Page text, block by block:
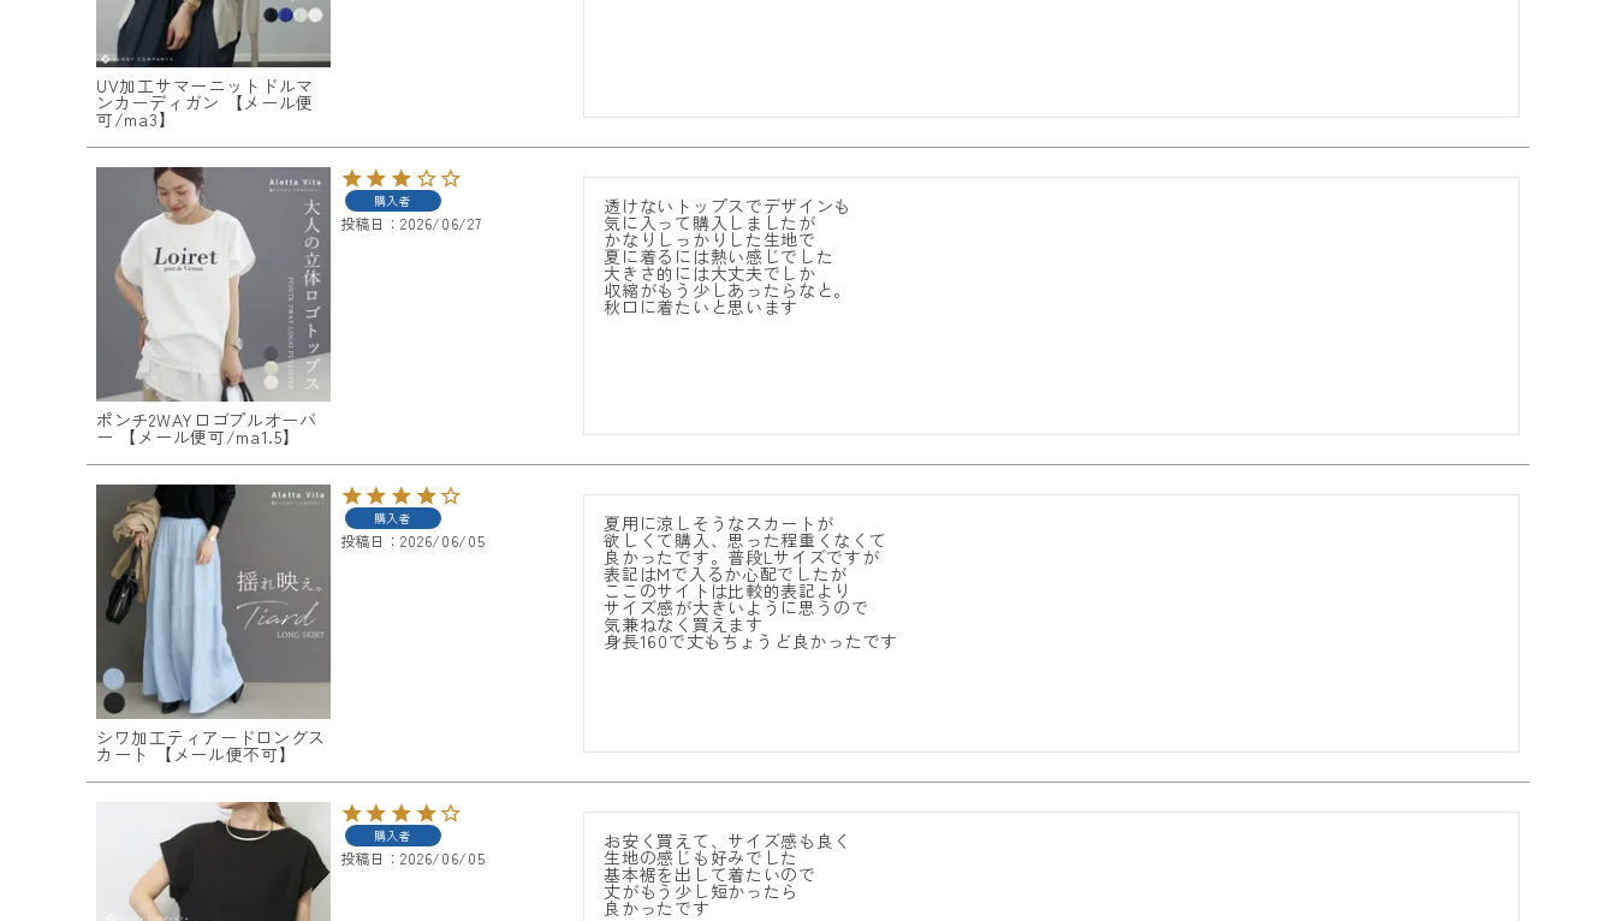
UV加工サマーニットドルマ
ンカーディガン 【メール便
可/ma3】
ポンチ2WAYロゴプルオーバ
ー 【メール便可/ma1.5】
購入者
投稿日 2026/06/27
透けないトップスでデザインも
気に入って購入しましたが
かなりしっかりした生地で
夏に着るには熱い感じでした
大きさ的には大丈夫でしか
収縮がもう少しあったらなと。
秋口に着たいと思います
シワ加工ティアードロングス
カート 【メール便不可】
購入者
投稿日 2026/06/05
夏用に涼しそうなスカートが
欲しくて購入、思った程重くなくて
良かったです。普段Lサイズですが
表記はMで入るか心配でしたが
ここのサイトは比較的表記より
サイズ感が大きいように思うので
気兼ねなく買えます
身長160で丈もちょうど良かったです
購入者
投稿日 2026/06/05
お安く買えて、サイズ感も良く
生地の感じも好みでした
基本裾を出して着たいので
丈がもう少し短かったら
良かったです